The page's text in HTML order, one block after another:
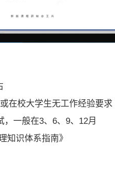
在校大学生无工作经验要求
一般在3、6、9、12月
知识体系指南》